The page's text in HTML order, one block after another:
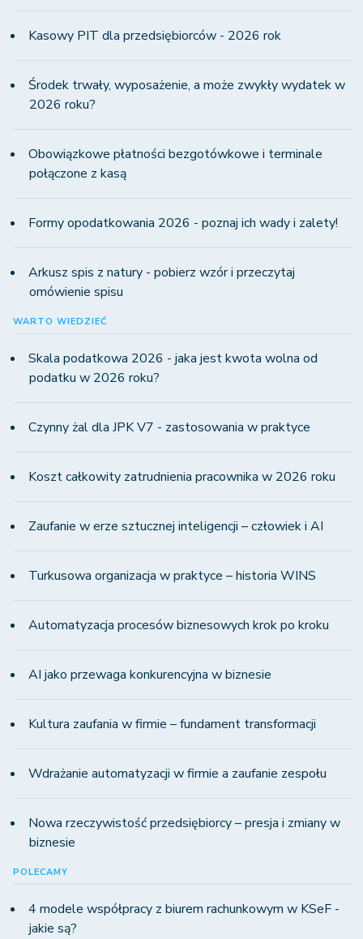
Kasowy PIT dla przedsiębiorców - 2026 rok
Środek trwały, wyposażenie, a może zwykły wydatek w
2026 roku?
Obowiązkowe płatności bezgotówkowe i terminale
połączone z kasą
Formy opodatkowania 2026 - poznaj ich wady i zalety!
Arkusz spis z natury - pobierz wzór i przeczytaj
omówienie spisu
WARTO WIEDZIEĆ
Skala podatkowa 2026 - jaka jest kwota wolna od
podatku w 2026 roku?
Czynny żal dla JPK V7 - zastosowania w praktyce
Koszt całkowity zatrudnienia pracownika w 2026 roku
Zaufanie w erze sztucznej inteligencji – człowiek i AI
Turkusowa organizacja w praktyce – historia WINS
Automatyzacja procesów biznesowych krok po kroku
AI jako przewaga konkurencyjna w biznesie
Kultura zaufania w firmie – fundament transformacji
Wdrażanie automatyzacji w firmie a zaufanie zespołu
Nowa rzeczywistość przedsiębiorcy – presja i zmiany w
biznesie
POLECAMY
4 modele współpracy z biurem rachunkowym w KSeF -
jakie są?